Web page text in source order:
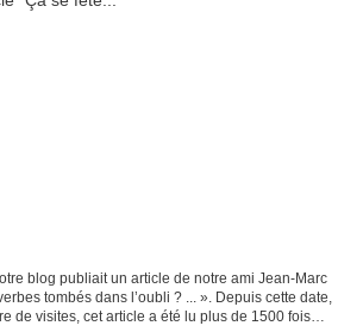
blog publiait un article de notre ami Jean-Marc
tombés dans l’oubli ? ... ». Depuis cette date,
de visites, cet article a été lu plus de 1500 fois